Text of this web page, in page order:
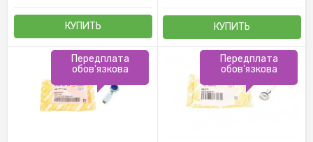
КУПИТЬ КУПИТЬ
Передплата
обов'язкова
Передплата
обов'язкова